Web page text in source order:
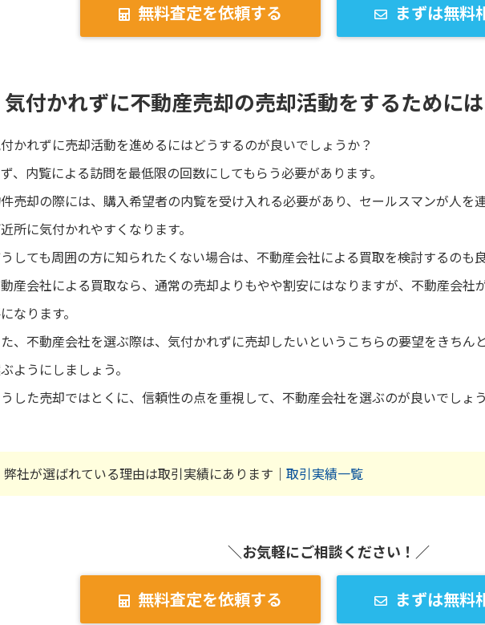
無料査定を依頼する まずは無料
気付かれずに不動産売却の売却活動をするために
かれずに売却活動を進めるにはどうするのが良いでしょうか？
、内覧による訪問を最低限の回数にしてもらう必要があります。
売却の際には、購入希望者の内覧を受け入れる必要があり、セールスマンが人を
所に気付かれやすくなります。
しても周囲の方に知られたくない場合は、不動産会社による買取を検討するのも
産会社による買取なら、通常の売却よりもやや割安にはなりますが、不動産会社
なります。
、不動産会社を選ぶ際は、気付かれずに売却したいというこちらの要望をきちん
ようにしましょう。
した売却ではとくに、信頼性の点を重視して、不動産会社を選ぶのが良いでしょう
弊社が選ばれている理由は取引実績にあります｜ 取引実績一覧
＼お気軽にご相談ください！／
無料査定を依頼する まずは無料